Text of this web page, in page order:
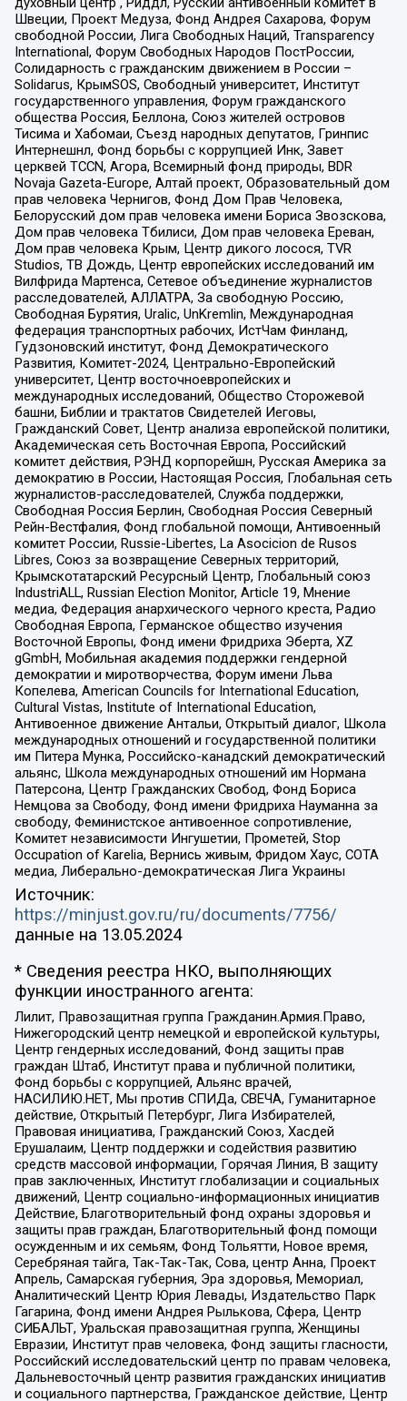
Швеции, Проект Медуза, Фонд Андрея Сахарова, Форум
свободной России, Лига Свободных Наций, Transparеncy
International, Форум Свободных Народов ПостРоссии,
Солидарность с гражданским движением в России –
Solidarus, КрымSOS, Свободный университет, Институт
государственного управления, Форум гражданского
общества Россия, Беллона, Союз жителей островов
Тисима и Хабомаи, Съезд народных депутатов, Гринпис
Интернешнл, Фонд борьбы с коррупцией Инк, Завет
церквей TCCN, Агора, Всемирный фонд природы, BDR
Novaja Gazeta-Europe, Алтай проект, Образовательный дом
прав человека Чернигов, Фонд Дом Прав Человека,
Белорусский дом прав человека имени Бориса Звозскова,
Дом прав человека Тбилиси, Дом прав человека Ереван,
Дом прав человека Крым, Центр дикого лосося, TVR
Studios, ТВ Дождь, Центр европейских исследований им
Вилфрида Мартенса, Сетевое объединение журналистов
расследователей, АЛЛАТРА, За свободную Россию,
Свободная Бурятия, Uralic, UnKremlin, Международная
федерация транспортных рабочих, ИстЧам Финланд,
Гудзоновский институт, Фонд Демократического
Развития, Комитет-2024, Центрально-Европейский
университет, Центр восточноевропейских и
международных исследований, Общество Сторожевой
башни, Библии и трактатов Свидетелей Иеговы,
Гражданский Совет, Центр анализа европейской политики,
Академическая сеть Восточная Европа, Российский
комитет действия, РЭНД корпорейшн, Русская Америка за
демократию в России, Настоящая Россия, Глобальная сеть
журналистов-расследователей, Служба поддержки,
Свободная Россия Берлин, Свободная Россия Северный
Рейн-Вестфалия, Фонд глобальной помощи, Антивоенный
комитет России, Russie-Libertes, La Asocicion de Rusos
Libres, Союз за возвращение Северных территорий,
Крымскотатарский Ресурсный Центр, Глобальный союз
IndustriALL, Russian Election Monitor, Article 19, Мнение
медиа, Федерация анархического черного креста, Радио
Свободная Европа, Германское общество изучения
Восточной Европы, Фонд имени Фридриха Эберта, XZ
gGmbH, Мобильная академия поддержки гендерной
демократии и миротворчества, Форум имени Льва
Копелева, American Councils for International Education,
Cultural Vistas, Institute of International Education,
Антивоенное движение Антальи, Открытый диалог, Школа
международных отношений и государственной политики
им Питера Мунка, Российско-канадский демократический
альянс, Школа международных отношений им Нормана
Патерсона, Центр Гражданских Свобод, Фонд Бориса
Немцова за Свободу, Фонд имени Фридриха Науманна за
свободу, Феминистское антивоенное сопротивление,
Комитет независимости Ингушетии, Прометей, Stop
Occupation of Karelia, Вернись живым, Фридом Хаус, СОТА
медиа, Либерально-демократическая Лига Украины
Источник:
https://minjust.gov.ru/ru/documents/7756/
данные на 13.05.2024
* Сведения реестра НКО, выполняющих
функции иностранного агента:
Лилит, Правозащитная группа Гражданин.Армия.Право,
Нижегородский центр немецкой и европейской культуры,
Центр гендерных исследований, Фонд защиты прав
граждан Штаб, Институт права и публичной политики,
Фонд борьбы с коррупцией, Альянс врачей,
НАСИЛИЮ.НЕТ, Мы против СПИДа, СВЕЧА, Гуманитарное
действие, Открытый Петербург, Лига Избирателей,
Правовая инициатива, Гражданский Союз, Хасдей
Ерушалаим, Центр поддержки и содействия развитию
средств массовой информации, Горячая Линия, В защиту
прав заключенных, Институт глобализации и социальных
движений, Центр социально-информационных инициатив
Действие, Благотворительный фонд охраны здоровья и
защиты прав граждан, Благотворительный фонд помощи
осужденным и их семьям, Фонд Тольятти, Новое время,
Серебряная тайга, Так-Так-Так, Сова, центр Анна, Проект
Апрель, Самарская губерния, Эра здоровья, Мемориал,
Аналитический Центр Юрия Левады, Издательство Парк
Гагарина, Фонд имени Андрея Рылькова, Сфера, Центр
СИБАЛЬТ, Уральская правозащитная группа, Женщины
Евразии, Институт прав человека, Фонд защиты гласности,
Российский исследовательский центр по правам человека,
Дальневосточный центр развития гражданских инициатив
и социального партнерства, Гражданское действие, Центр